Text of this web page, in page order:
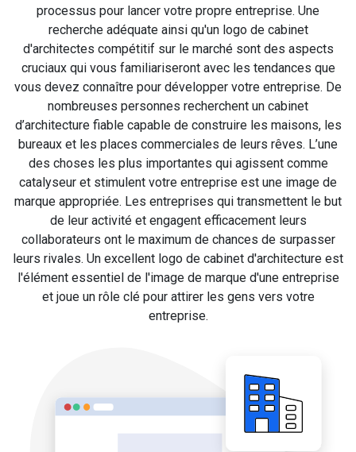
processus pour lancer votre propre entreprise. Une
recherche adéquate ainsi qu'un logo de cabinet
d'architectes compétitif sur le marché sont des aspects
cruciaux qui vous familiariseront avec les tendances que
vous devez connaître pour développer votre entreprise. De
nombreuses personnes recherchent un cabinet
d’architecture fiable capable de construire les maisons, les
bureaux et les places commerciales de leurs rêves. L’une
des choses les plus importantes qui agissent comme
catalyseur et stimulent votre entreprise est une image de
marque appropriée. Les entreprises qui transmettent le but
de leur activité et engagent efficacement leurs
collaborateurs ont le maximum de chances de surpasser
leurs rivales. Un excellent logo de cabinet d'architecture est
l'élément essentiel de l'image de marque d'une entreprise
et joue un rôle clé pour attirer les gens vers votre
entreprise.